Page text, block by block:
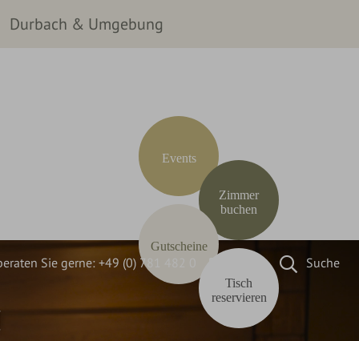
Durbach & Umgebung
Sie gerne: +49 (0) 781 482 0 Email Suche
Events
Zimmer
buchen
Gutscheine
Tisch
reservieren